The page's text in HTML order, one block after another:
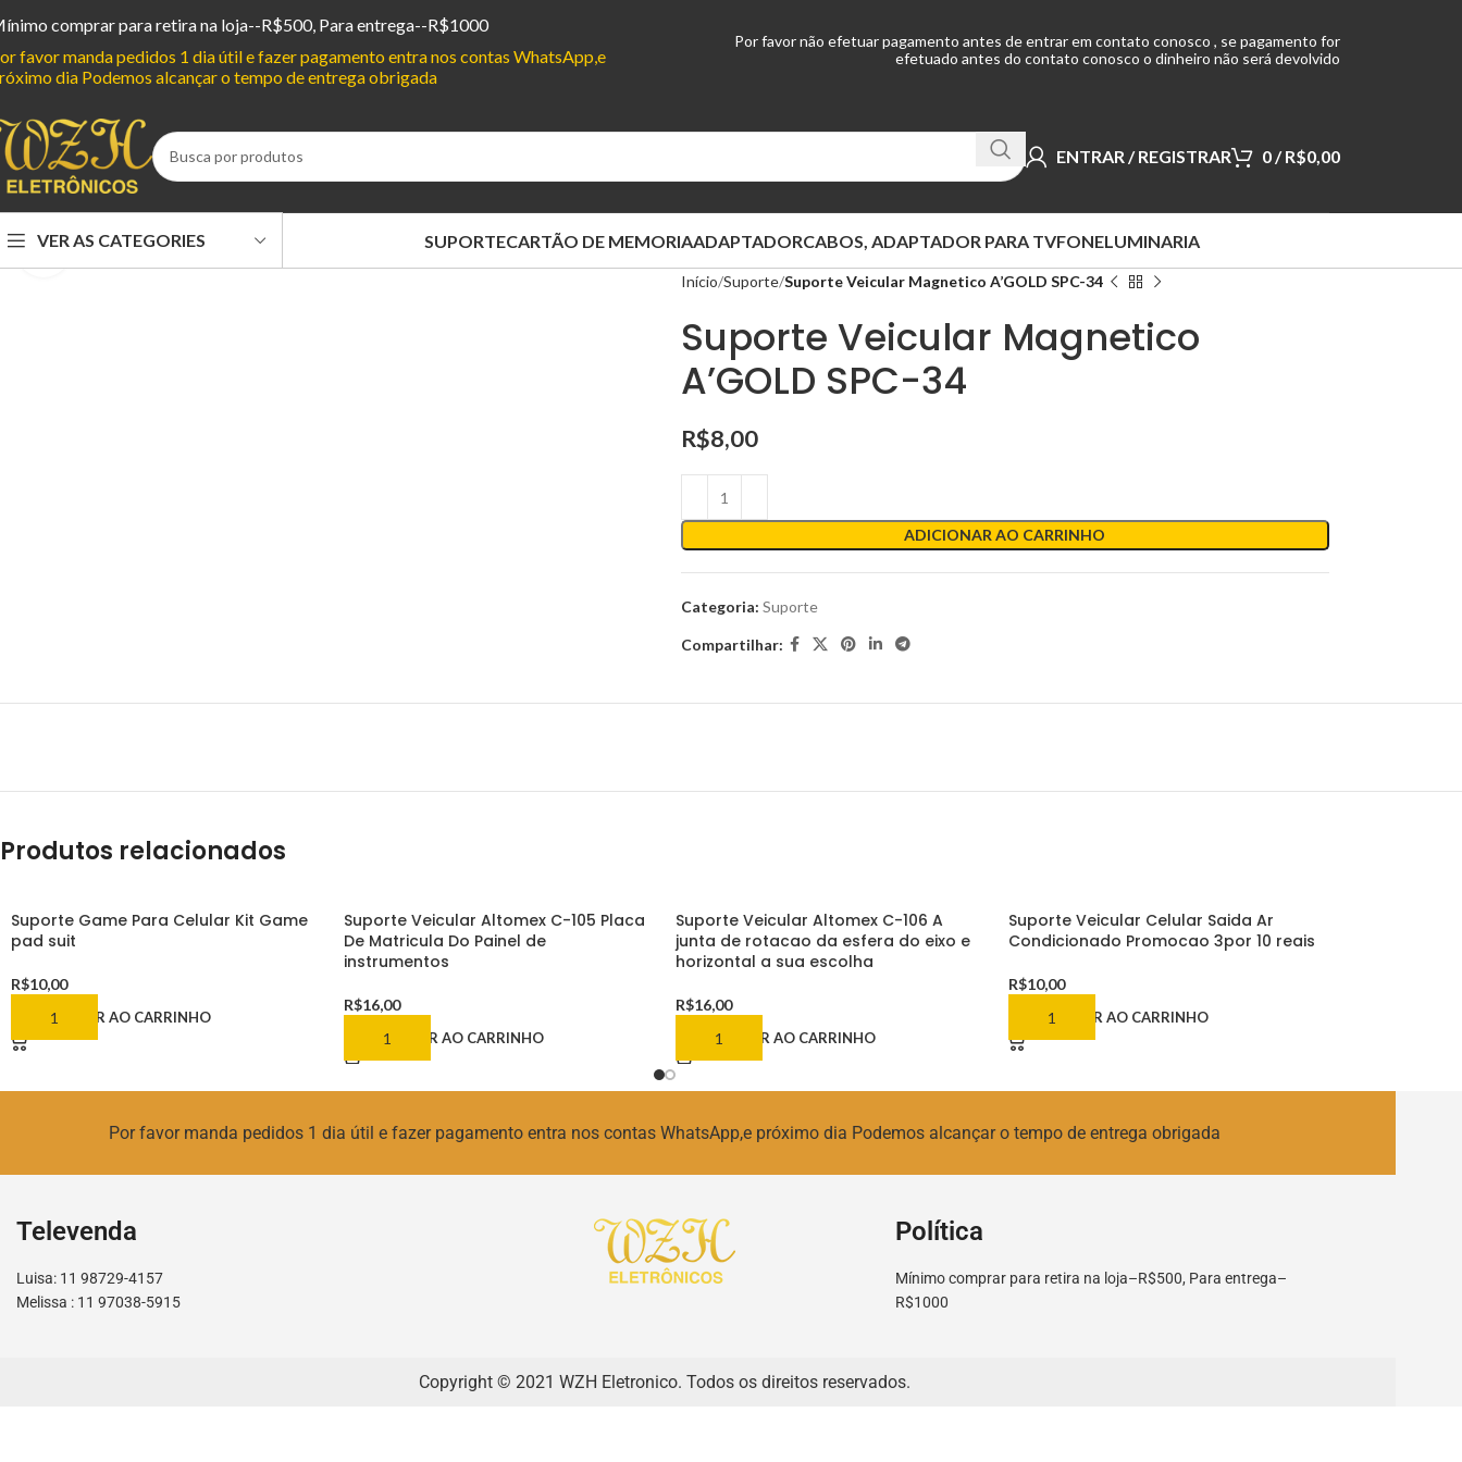
comprar para retira na loja--R$500, Para entrega--R$1000
favor manda pedidos 1 dia útil e fazer pagamento entra nos contas WhatsApp,e
dia Podemos alcançar o tempo de entrega obrigada
Por favor não efetuar pagamento antes de entrar em contato conosco , se pagamento for
efetuado antes do contato conosco o dinheiro não será devolvido
ENTRAR / REGISTRAR 0 / R$0,00
VER AS CATEGORIES SUPORTECARTÃO DE MEMORIAADAPTADORCABOS, ADAPTADOR PARA TVFONELUMINARIA
Clique para ampliar
Início Suporte Suporte Veicular Magnetico A’GOLD SPC-34
Suporte Veicular Magnetico
A’GOLD SPC-34
R$8,00
ADICIONAR AO CARRINHO
Categoria: Suporte
Compartilhar:
Produtos relacionados
Suporte Game Para Celular Kit Game
pad suit
R$10,00
ADICIONAR AO CARRINHO
Suporte Veicular Altomex C-105 Placa
De Matricula Do Painel de
instrumentos
R$16,00
ADICIONAR AO CARRINHO
Suporte Veicular Altomex C-106 A
junta de rotacao da esfera do eixo e
horizontal a sua escolha
R$16,00
ADICIONAR AO CARRINHO
Suporte Veicular Celular Saida Ar
Condicionado Promocao 3por 10 reais
R$10,00
ADICIONAR AO CARRINHO
Por favor manda pedidos 1 dia útil e fazer pagamento entra nos contas WhatsApp,e próximo dia Podemos alcançar o tempo de entrega obrigada
Televenda
Luisa: 11 98729-4157
Melissa : 11 97038-5915
Política
Mínimo comprar para retira na loja–R$500, Para entrega–
R$1000
Copyright © 2021 WZH Eletronico. Todos os direitos reservados.